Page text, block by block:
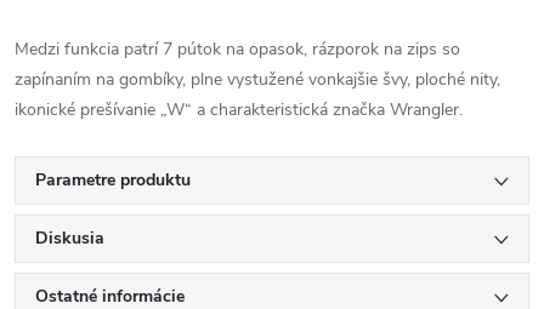
Medzi funkcia patrí 7 pútok na opasok, rázporok na zips so
zapínaním na gombíky, plne vystužené vonkajšie švy, ploché nity,
ikonické prešívanie „W“ a charakteristická značka Wrangler.
Parametre produktu
Diskusia
Ostatné informácie